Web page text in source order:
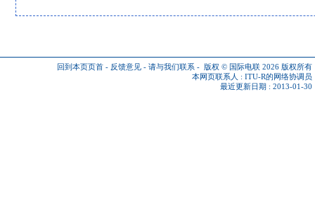
回到本页页首 - 反馈意见 - 请与我们联系 - 版权 © 国际电联 2026 版权所有
本网页联系人 : ITU-R的网络协调员
最近更新日期 : 2013-01-30